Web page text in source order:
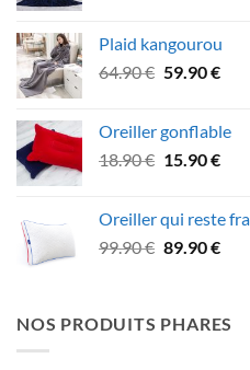
Plaid kangourou
64.90€ Le
était :
64.90 €.
59.90€Le
est :
Oreiller gonflable
18.90€ Le
était :
18.90 €.
15.90€Le
est :
Oreiller qui reste
99.90€ Le
était :
99.90 €.
89.90€Le
est :
NOS PRODUITS PHARES